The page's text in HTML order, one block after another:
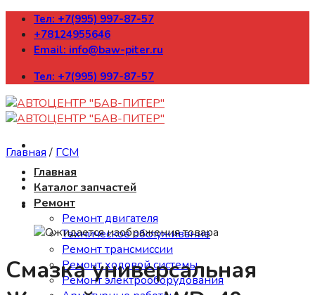
Skip
content
Тел: +7(995) 997-87-57
+78124955646
Email: info@baw-piter.ru
Тел: +7(995) 997-87-57
Главная
Каталог запчастей
Ремонт
Ремонт двигателя
Техническое обслуживание
Ремонт трансмиссии
Ремонт ходовой системы
Ремонт электрооборудования
Главная / ГСМ
Смазка универсальная